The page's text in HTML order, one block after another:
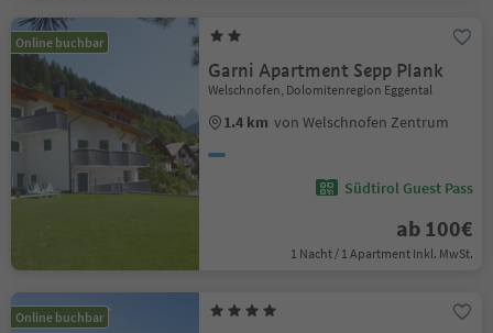
Online buchbar
Garni Apartment Sepp Plank
Welschnofen, Dolomitenregion Eggental
1.4 km von Welschnofen Zentrum
Südtirol Guest Pass
ab 100€
1 Nacht / 1 Apartment Inkl. MwSt.
Online buchbar